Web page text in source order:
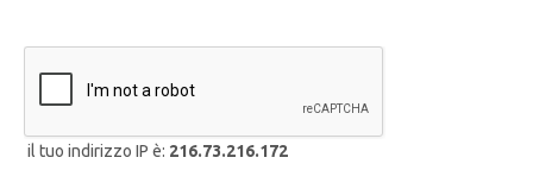
il tuo indirizzo IP è: 216.73.216.172